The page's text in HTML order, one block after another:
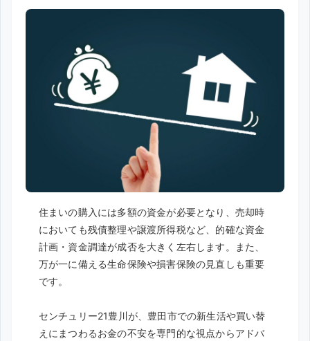
住まいの購入には多額の資金が必要となり、売却時
においても残債整理や譲渡所得税など、的確な資金
計画・資金調達が成否を大きく左右します。また、
万が一に備える生命保険や損害保険の見直しも重要
です。
センチュリー21豊川が、豊田市での新生活や買い替
えにまつわるお金の不安を専門的な視点からアドバ